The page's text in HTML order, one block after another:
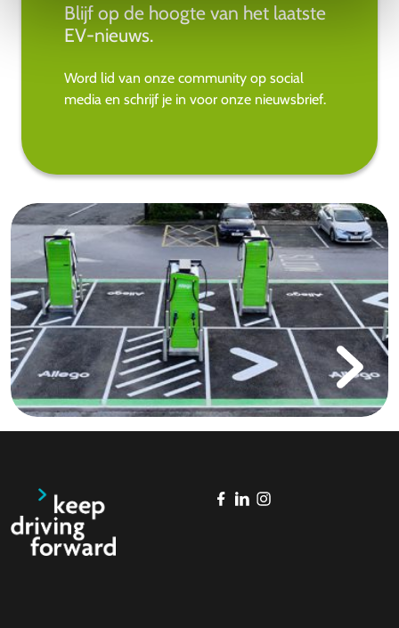
Blijf op de hoogte van het laatste
EV-nieuws.
Word lid van onze community op social
media en schrijf je in voor onze nieuwsbrief.